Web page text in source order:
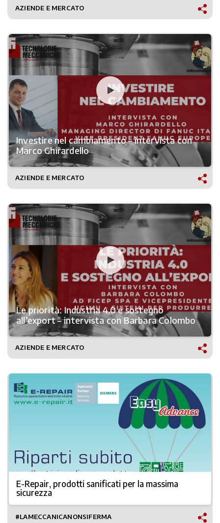
AZIENDE E MERCATO
Investire nel cambiamento – intervista con
Marco Ghirardello
AZIENDE E MERCATO
Le priorità: Industria 4.0 e sostegno
all’export – intervista con Barbara Colombo
AZIENDE E MERCATO
E-Repair, prodotti sanificati per la massima
sicurezza
#LAMECCANICANONSIFERMA